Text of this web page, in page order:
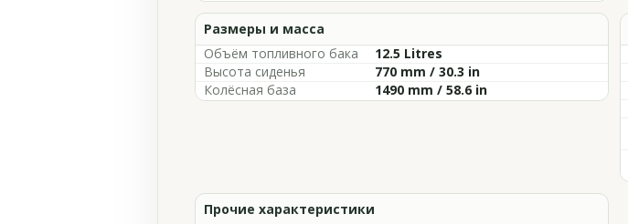
Размеры и масса
Объём топливного бака
12.5 Litres
Высота сиденья
770 mm / 30.3 in
Колёсная база
1490 mm / 58.6 in
Прочие характеристики